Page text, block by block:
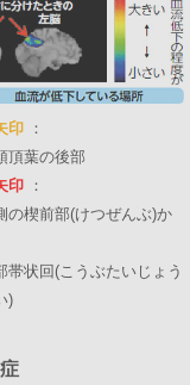
印 ：
頂葉の後部
印 ：
の楔前部(けつぜんぶ)か
帯状回(こうぶたいじょう
)